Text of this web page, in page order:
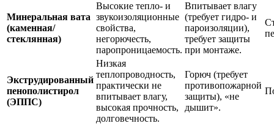
Минеральная вата
(каменная/
стеклянная)
Высокие тепло- и
звукоизоляционные
свойства,
негорючесть,
паропроницаемость.
Впитывает влагу
(требует гидро- и
пароизоляции),
требует защиты
при монтаже.
Экструдированный
пенополистирол
(ЭППС)
Низкая
теплопроводность,
практически не
впитывает влагу,
высокая прочность,
долговечность.
Горюч (требует
противопожарной
защиты), «не
дышит».